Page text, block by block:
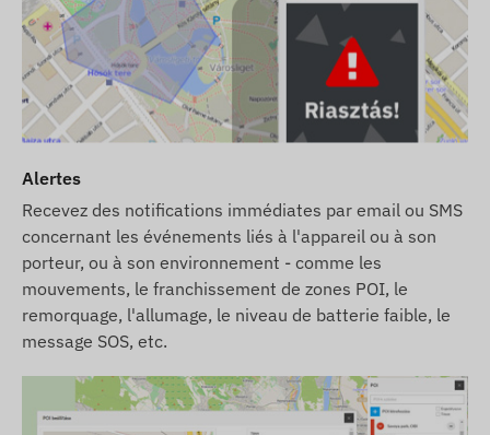
Alertes
Recevez des notifications immédiates par email ou SMS
concernant les événements liés à l'appareil ou à son
porteur, ou à son environnement - comme les
mouvements, le franchissement de zones POI, le
remorquage, l'allumage, le niveau de batterie faible, le
message SOS, etc.